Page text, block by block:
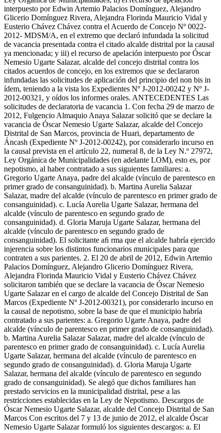
interpuesto por Edwin Artemio Palacios Domínguez, Alejandro
Glicerio Domínguez Rivera, Alejandra Florinda Mauricio Vidal y
Eusterio Chávez Chávez contra el Acuerdo de Concejo Nº 0022-
2012- MDSM/A, en el extremo que declaró infundada la solicitud
de vacancia presentada contra el citado alcalde distrital por la causal
ya mencionada; y iii) el recurso de apelación interpuesto por Óscar
Nemesio Ugarte Salazar, alcalde del concejo distrital contra los
citados acuerdos de concejo, en los extremos que se declararon
infundadas las solicitudes de aplicación del principio del non bis in
ídem, teniendo a la vista los Expedientes Nº J-2012-00242 y Nº J-
2012-00321, y oídos los informes orales. ANTECEDENTES Las
solicitudes de declaratoria de vacancia 1. Con fecha 29 de marzo de
2012, Fulgencio Almaquio Anaya Salazar solicitó que se declare la
vacancia de Óscar Nemesio Ugarte Salazar, alcalde del Concejo
Distrital de San Marcos, provincia de Huari, departamento de
Áncash (Expediente Nº J-2012-00242), por considerarlo incurso en
la causal prevista en el artículo 22, numeral 8, de la Ley N.º 27972,
Ley Orgánica de Municipalidades (en adelante LOM), esto es, por
nepotismo, al haber contratado a sus siguientes familiares: a.
Gregorio Ugarte Anaya, padre del alcalde (vínculo de parentesco en
primer grado de consanguinidad). b. Martina Aurelia Salazar
Salazar, madre del alcalde (vínculo de parentesco en primer grado de
consanguinidad). c. Lucía Aurelia Ugarte Salazar, hermana del
alcalde (vínculo de parentesco en segundo grado de
consanguinidad). d. Gloria Maruja Ugarte Salazar, hermana del
alcalde (vínculo de parentesco en segundo grado de
consanguinidad). El solicitante aﬁ rma que el alcalde habría ejercido
injerencia sobre los distintos funcionarios municipales para que
contraten a sus parientes. 2. El 20 de abril de 2012, Edwin Artemio
Palacios Domínguez, Alejandro Glicerio Domínguez Rivera,
Alejandra Florinda Mauricio Vidal y Eusterio Chávez Chávez
solicitaron también que se declare la vacancia de Óscar Nemesio
Ugarte Salazar en el cargo de alcalde del Concejo Distrital de San
Marcos (Expediente Nº J-2012-00321), por considerarlo incurso en
la causal de nepotismo, sobre la base de que el municipio habría
contratado a sus parientes: a. Gregorio Ugarte Anaya, padre del
alcalde (vínculo de parentesco en primer grado de consanguinidad).
b. Martina Aurelia Salazar Salazar, madre del alcalde (vínculo de
parentesco en primer grado de consanguinidad). c. Lucía Aurelia
Ugarte Salazar, hermana del alcalde (vínculo de parentesco en
segundo grado de consanguinidad). d. Gloria Maruja Ugarte
Salazar, hermana del alcalde (vínculo de parentesco en segundo
grado de consanguinidad). Se alegó que dichos familiares han
prestado servicios en la municipalidad distrital, pese a las
restricciones establecidas en la Ley de Nepotismo. Descargos de
Óscar Nemesio Ugarte Salazar, alcalde del Concejo Distrital de San
Marcos Con escritos del 7 y 13 de junio de 2012, el alcalde Óscar
Nemesio Ugarte Salazar formuló los siguientes descargos: a. El